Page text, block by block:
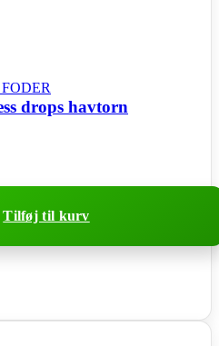
drops havtorn
Tilføj til kurv